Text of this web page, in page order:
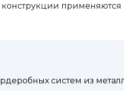
конструкции
систем из